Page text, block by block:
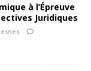
à l’Épreuve
Juridiques